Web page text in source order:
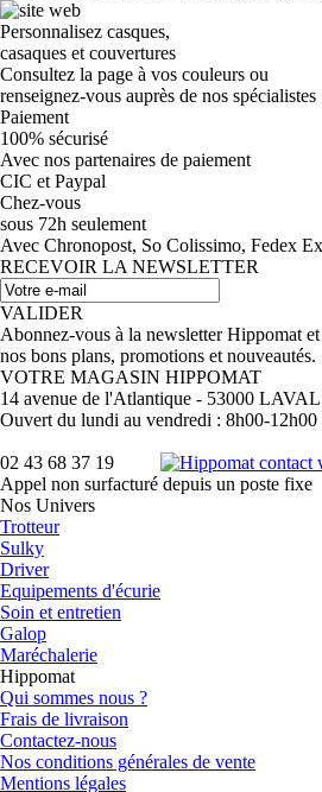
Personnalisez casques,
casaques et couvertures
Consultez la page à vos couleurs ou
renseignez-vous auprès de nos spécialistes
Paiement
100% sécurisé
Avec nos partenaires de paiement
CIC et Paypal
Chez-vous
sous 72h seulement
Avec Chronopost, So Colissimo, Fedex
RECEVOIR LA NEWSLETTER
VALIDER
Abonnez-vous à la newsletter Hippomat
nos bons plans, promotions et nouveautés.
VOTRE MAGASIN HIPPOMAT
14 avenue de l'Atlantique - 53000 LAVAL
Ouvert du lundi au vendredi : 8h00-
02 43 68 37 19
Appel non surfacturé depuis un poste fixe
Nos Univers
Trotteur
Sulky
Driver
Equipements d'écurie
Soin et entretien
Galop
Maréchalerie
Hippomat
Qui sommes nous ?
Frais de livraison
Contactez-nous
Nos conditions générales de vente
Mentions légales